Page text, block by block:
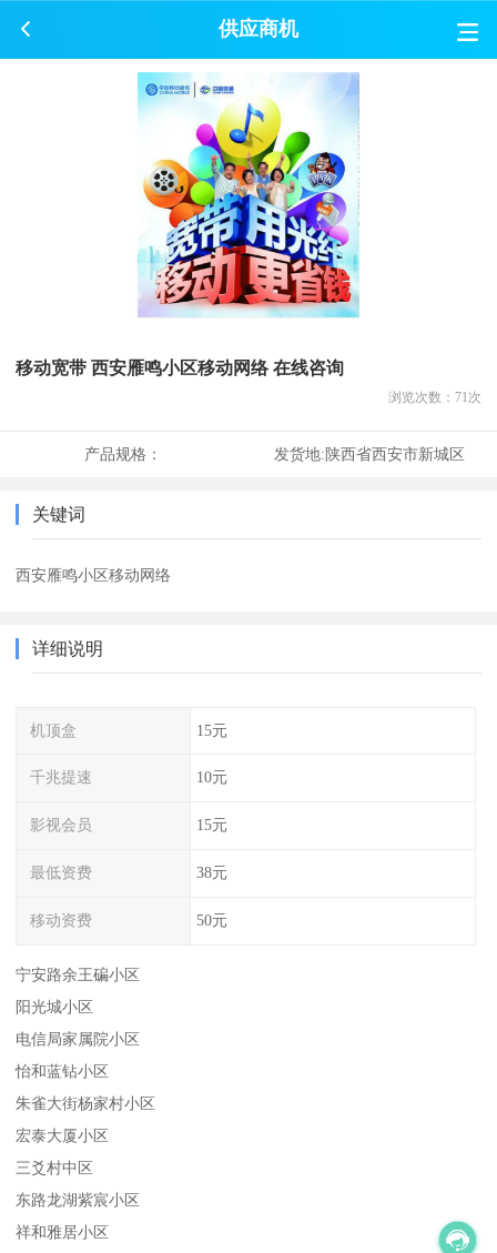
供应商机
移动宽带 西安雁鸣小区移动网络 在线咨询
浏览次数： 71 次
产品规格： 发货地:陕西省西安市新城区
关键词
西安雁鸣小区移动网络
详细说明
机顶盒 15元
千兆提速 10元
影视会员 15元
最低资费 38元
移动资费 50元
宁安路余王碥小区
阳光城小区
电信局家属院小区
怡和蓝钻小区
朱雀大街杨家村小区
宏泰大厦小区
三爻村中区
东路龙湖紫宸小区
祥和雅居小区